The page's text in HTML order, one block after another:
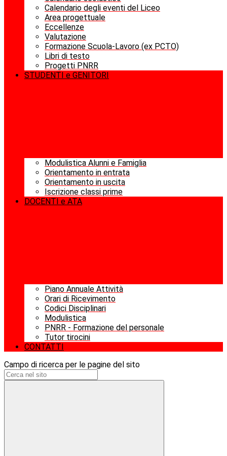
Calendario degli eventi del Liceo
Area progettuale
Eccellenze
Valutazione
Formazione Scuola-Lavoro (ex PCTO)
Libri di testo
Progetti PNRR
STUDENTI e GENITORI
Modulistica Alunni e Famiglia
Orientamento in entrata
Orientamento in uscita
Iscrizione classi prime
DOCENTI e ATA
Piano Annuale Attività
Orari di Ricevimento
Codici Disciplinari
Modulistica
PNRR - Formazione del personale
Tutor tirocini
CONTATTI
Campo di ricerca per le pagine del sito